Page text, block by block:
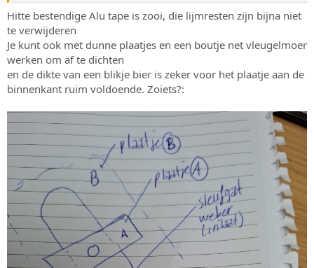
Hitte bestendige Alu tape is zooi, die lijmresten zijn bijna niet
te verwijderen
Je kunt ook met dunne plaatjes en een boutje net vleugelmoer
werken om af te dichten
en de dikte van een blikje bier is zeker voor het plaatje aan de
binnenkant ruim voldoende. Zoiets?: